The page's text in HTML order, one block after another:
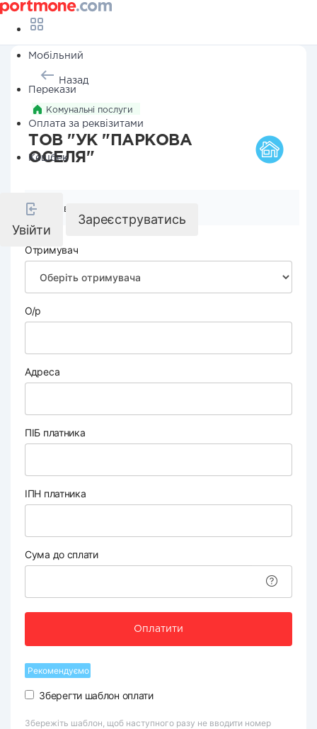
Мобільний
Перекази
Оплата за реквізитами
Кешбек
Увійти
Зареєструватись
Назад
Комунальні послуги
ТОВ "УК "ПАРКОВА
ОСЕЛЯ"
Реквізити компанії
Отримувач
О/р
Адреса
ПІБ платника
ІПН платника
Сума до сплати
Оплатити
Рекомендуємо
Зберегти шаблон оплати
Збережіть шаблон, щоб наступного разу не вводити номер